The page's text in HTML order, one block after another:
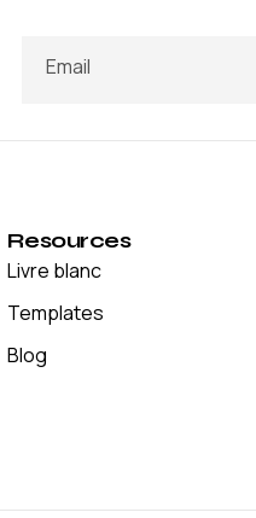
Email
Resources
Livre blanc
Templates
Blog